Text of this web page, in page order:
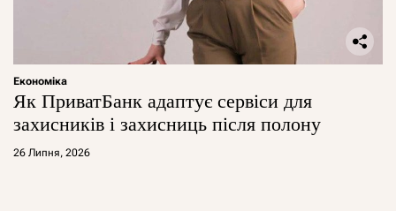
Економіка
Як ПриватБанк адаптує сервіси для
захисників і захисниць після полону
26 Липня, 2026